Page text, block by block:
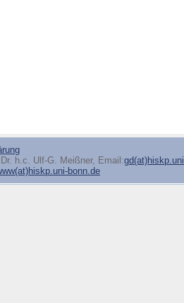
h.c. Ulf-G. Meißner, Email:
bonn.de